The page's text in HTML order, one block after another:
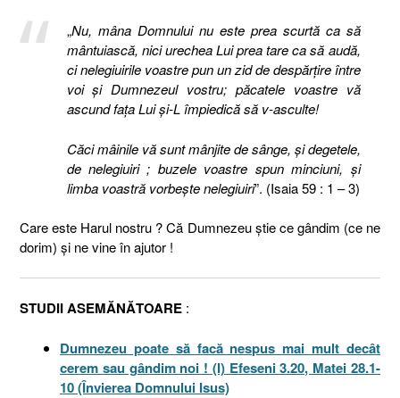
„Nu, mâna Domnului nu este prea scurtă ca să
mântuiască, nici urechea Lui prea tare ca să audă,
ci nelegiuirile voastre pun un zid de despărţire între
voi şi Dumnezeul vostru; păcatele voastre vă
ascund faţa Lui şi-L împiedică să v-asculte!
Căci mâinile vă sunt mânjite de sânge, şi degetele,
de nelegiuiri ; buzele voastre spun minciuni, şi
limba voastră vorbeşte nelegiuiri”. (Isaia 59 : 1 – 3)
Care este Harul nostru ? Că Dumnezeu ştie ce gândim (ce ne
dorim) şi ne vine în ajutor !
STUDII ASEMĂNĂTOARE :
Dumnezeu poate să facă nespus mai mult decât
cerem sau gândim noi ! (I) Efeseni 3.20, Matei 28.1-
10 (Învierea Domnului Isus)